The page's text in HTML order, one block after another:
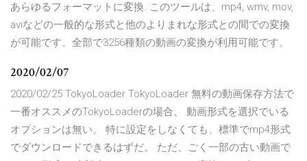
あらゆるフォーマットに変換. このツールは、mp4, wmv, mov,
aviなどの一般的な形式と他のよりまれな形式との間での変換
が可能です。全部で3256種類の動画の変換が利用可能です。
2020/02/07
2020/02/25 TokyoLoader TokyoLoader 無料の動画保存方法で
一番オススメのTokyoLoaderの場合、 動画形式を選択でいる
オプションは無い。 特に設定をしなくても、標準でmp4形式
でダウンロードできるはずだ。 ただ、ごく一部の古い動画で